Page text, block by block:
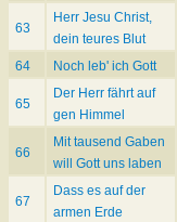
63
Herr Jesu Christ,
dein teures Blut
64
Noch leb' ich Gott
65
Der Herr fährt auf
gen Himmel
66
Mit tausend Gaben
will Gott uns laben
67
Dass es auf der
armen Erde